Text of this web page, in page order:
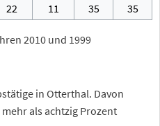
22 11 35 35
2010 und 1999
in Otterthal. Davon
als achtzig Prozent